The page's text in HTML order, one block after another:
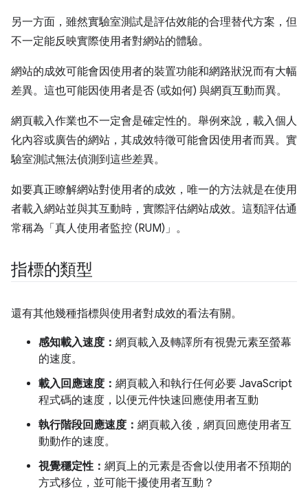
另一方面，雖然實驗室測試是評估效能的合理替代方案，但
不一定能反映實際使用者對網站的體驗。
網站的成效可能會因使用者的裝置功能和網路狀況而有大幅
差異。這也可能因使用者是否 (或如何) 與網頁互動而異。
網頁載入作業也不一定會是確定性的。舉例來說，載入個人
化內容或廣告的網站，其成效特徵可能會因使用者而異。實
驗室測試無法偵測到這些差異。
如要真正瞭解網站對使用者的成效，唯一的方法就是在使用
者載入網站並與其互動時，實際評估網站成效。這類評估通
常稱為「真人使用者監控 (RUM)」 。
指標的類型
還有其他幾種指標與使用者對成效的看法有關。
感知載入速度： 網頁載入及轉譯所有視覺元素至螢幕
的速度。
載入回應速度： 網頁載入和執行任何必要 JavaScript
程式碼的速度，以便元件快速回應使用者互動
執行階段回應速度： 網頁載入後，網頁回應使用者互
動動作的速度。
視覺穩定性： 網頁上的元素是否會以使用者不預期的
方式移位，並可能干擾使用者互動？